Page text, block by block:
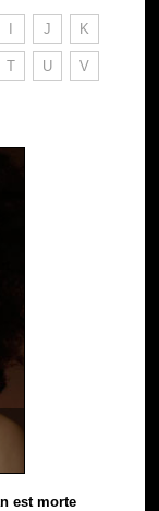
I J K
T U V
est morte